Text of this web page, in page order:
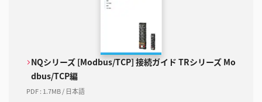
NQシリーズ [Modbus/TCP] 接続ガイド TRシリーズ Mo
dbus/TCP編
PDF: 1.7MB/ 日本語